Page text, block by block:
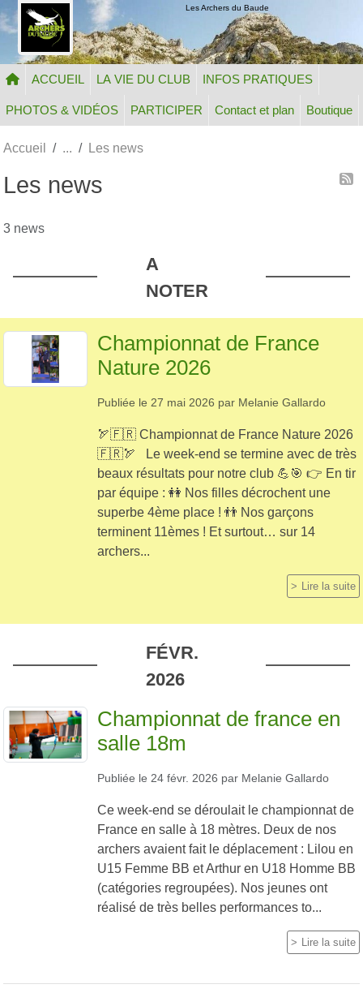
Les Archers du Baude
ACCUEIL LA VIE DU CLUB INFOS PRATIQUES
PHOTOS & VIDÉOS PARTICIPER Contact et plan Boutique
Accueil Les news
Les news
3 news
A
NOTER
Championnat de France
Nature 2026
Publiée le 27 mai 2026 par Melanie Gallardo
🏹🇫🇷 Championnat de France Nature 2026
🇫🇷🏹 Le week-end se termine avec de très
beaux résultats pour notre club 💪🎯 👉 En tir
par équipe : 👭 Nos filles décrochent une
superbe 4ème place ! 👬 Nos garçons
terminent 11èmes ! Et surtout… sur 14
archers...
Lire la suite
FÉVR.
2026
Championnat de france en
salle 18m
Publiée le 24 févr. 2026 par Melanie Gallardo
Ce week-end se déroulait le championnat de
France en salle à 18 mètres. Deux de nos
archers avaient fait le déplacement : Lilou en
U15 Femme BB et Arthur en U18 Homme BB
(catégories regroupées). Nos jeunes ont
réalisé de très belles performances to...
Lire la suite
Panneau de gestion des cookies